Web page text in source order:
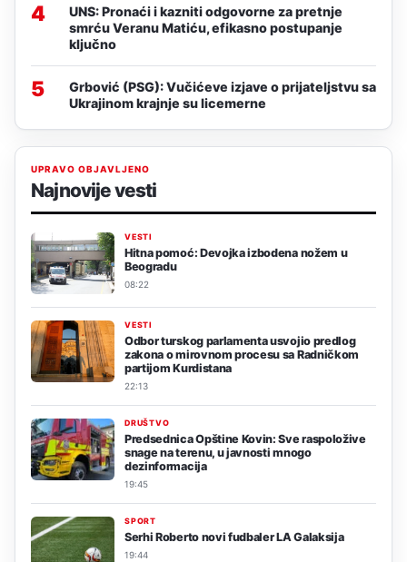
4
UNS: Pronaći i kazniti odgovorne za pretnje
smrću Veranu Matiću, efikasno postupanje
ključno
5
Grbović (PSG): Vučićeve izjave o prijateljstvu sa
Ukrajinom krajnje su licemerne
UPRAVO OBJAVLJENO
Najnovije vesti
VESTI
Hitna pomoć: Devojka izbodena nožem u
Beogradu
08:22
VESTI
Odbor turskog parlamenta usvojio predlog
zakona o mirovnom procesu sa Radničkom
partijom Kurdistana
22:13
DRUŠTVO
Predsednica Opštine Kovin: Sve raspoložive
snage na terenu, u javnosti mnogo
dezinformacija
19:45
SPORT
Serhi Roberto novi fudbaler LA Galaksija
19:44